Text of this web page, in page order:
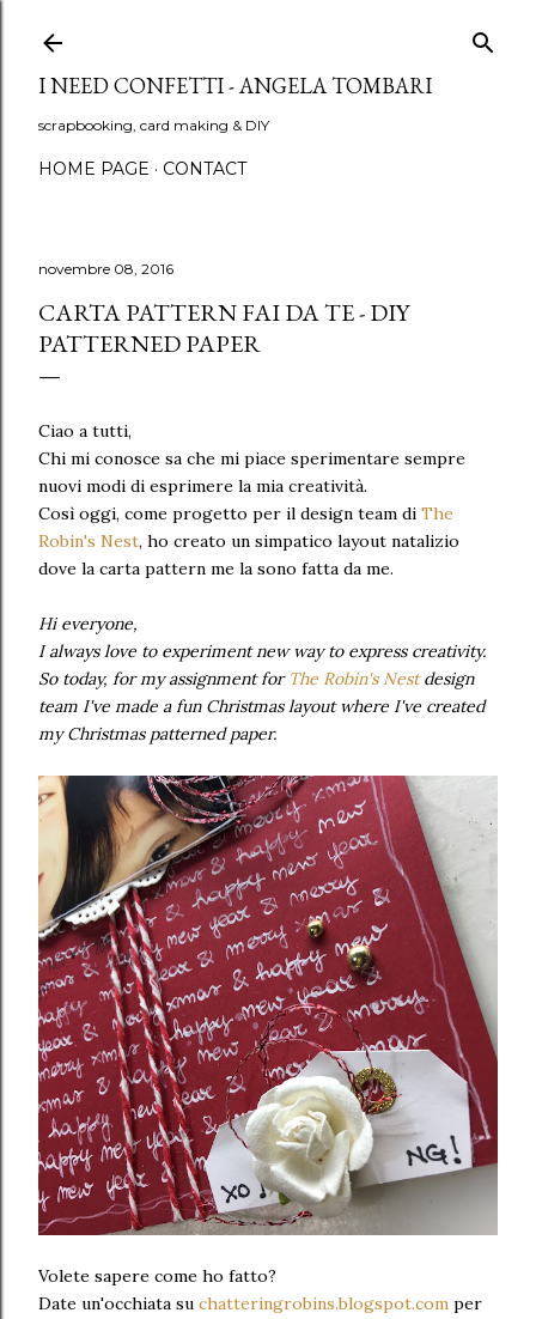
I NEED CONFETTI - ANGELA TOMBARI
scrapbooking, card making & DIY
HOME PAGE CONTACT
novembre 08, 2016
CARTA PATTERN FAI DA TE - DIY
PATTERNED PAPER
Ciao a tutti,
Chi mi conosce sa che mi piace sperimentare sempre
nuovi modi di esprimere la mia creatività.
Così oggi, come progetto per il design team di The
Robin's Nest, ho creato un simpatico layout natalizio
dove la carta pattern me la sono fatta da me.
Hi everyone,
I always love to experiment new way to express creativity.
So today, for my assignment for The Robin's Nestdesign
team I've made a fun Christmas layout where I've created
my Christmas patterned paper.
Volete sapere come ho fatto?
Date un'occhiata su chatteringrobins.blogspot.com per